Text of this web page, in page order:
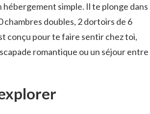
simple. Il te plonge dans
chambres doubles, 2 dortoirs de 6
conçu pour te faire sentir chez toi,
romantique ou un séjour entre